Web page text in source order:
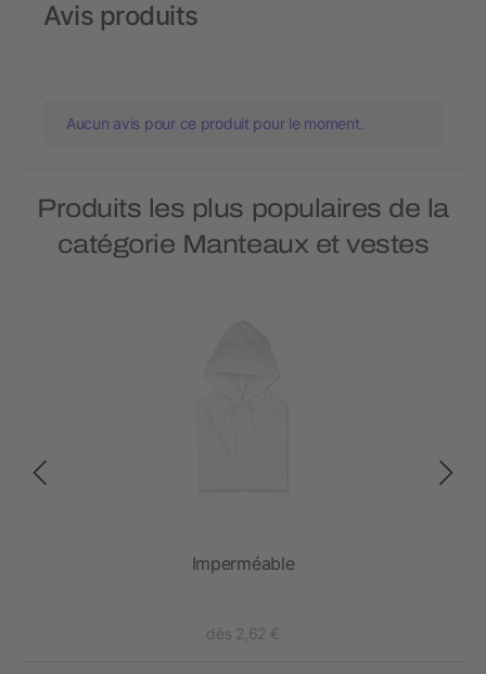
Avis produits
Aucun avis pour ce produit pour le moment.
Produits les plus populaires de la
catégorie Manteaux et vestes
Imperméable
dès 2,62 €